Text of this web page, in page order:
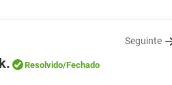
Seguinte
Resolvido/Fechado